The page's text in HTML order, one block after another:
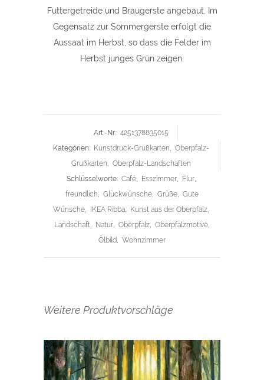
quantity
Futtergetreide und Braugerste angebaut. Im
Gegensatz zur Sommergerste erfolgt die
Aussaat im Herbst, so dass die Felder im
Herbst junges Grün zeigen.
Art.-Nr.: 4251378835015
Kategorien: Kunstdruck-Grußkarten
Oberpfalz-
Grußkarten
Oberpfalz-Landschaften
Schlüsselworte: Café, Esszimmer, Flur,
freundlich
Glückwünsche Grüße
Gute
Wünsche
IKEA Ribba Kunst aus der Oberpfalz
Landschaft
Natur Oberpfalz Oberpfalzmotive
Ölbild
Wohnzimmer
Weitere Produktvorschläge